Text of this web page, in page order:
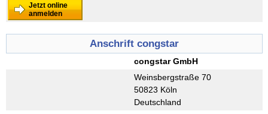
Jetzt online
anmelden
Anschrift congstar
congstar GmbH
Weinsbergstraße 70
50823 Köln
Deutschland